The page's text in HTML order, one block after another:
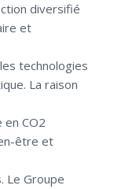
diversifié
et
technologies
La raison
CO2
être et
Le Groupe